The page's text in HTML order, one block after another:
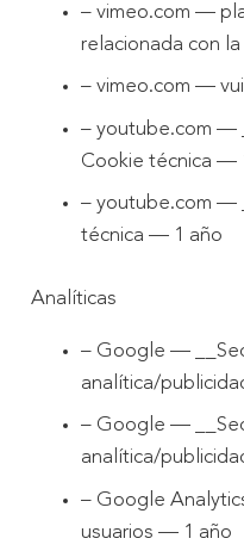
– vimeo.com —
relacionada con
– vimeo.com —
– youtube.com —
Cookie técnica —
– youtube.com —
técnica — 1 año
Analíticas
– Google —
analítica/
– Google —
analítica/
– Google
usuarios — 1 año